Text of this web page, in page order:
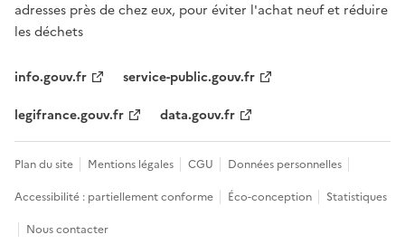
adresses près de chez eux, pour éviter l'achat neuf et réduire
les déchets
info.gouv.fr
service-public.gouv.fr
legifrance.gouv.fr
data.gouv.fr
Plan du site Mentions légales CGU
Données personnelles
Accessibilité : partiellement conforme
Éco-conception
Statistiques
Nous contacter